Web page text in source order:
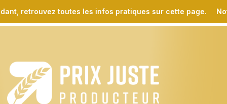
retrouvez toutes les infos pratiques sur cette page.